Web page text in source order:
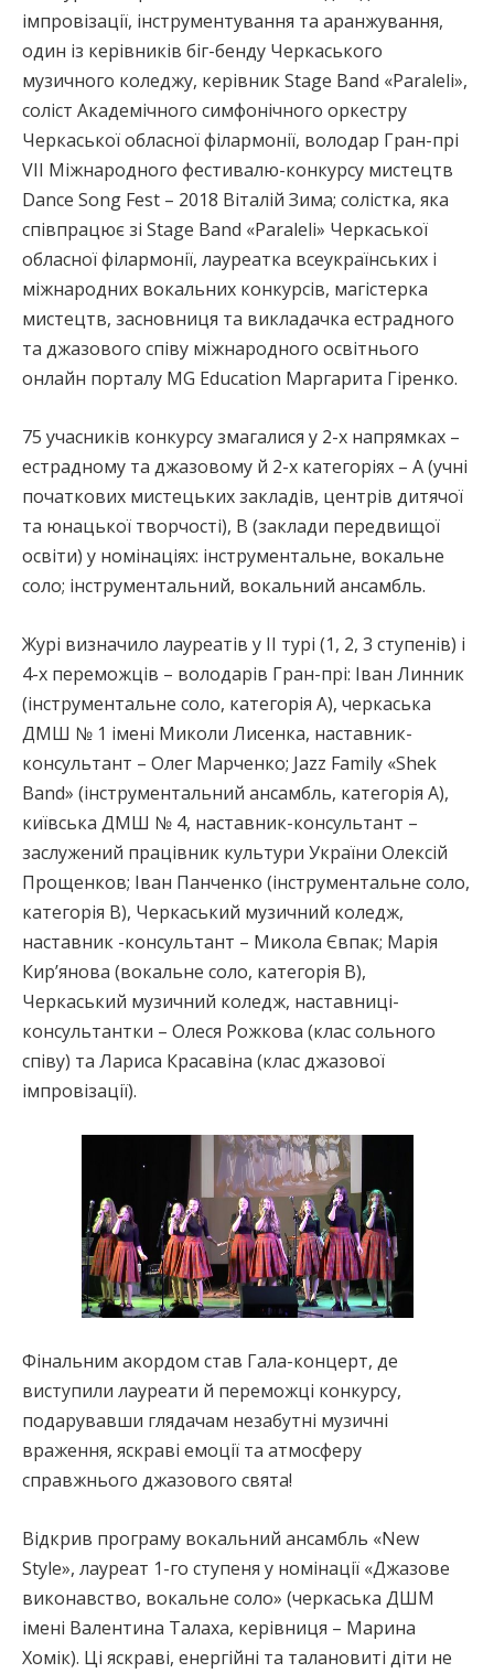
імпровізації, інструментування та аранжування,
один із керівників біг-бенду Черкаського
музичного коледжу, керівник Stage Band «Paraleli»,
соліст Академічного симфонічного оркестру
Черкаської обласної філармонії, володар Гран-прі
VII Міжнародного фестивалю-конкурсу мистецтв
Dance Song Fest – 2018 Віталій Зима; солістка, яка
співпрацює зі Stage Band «Paraleli» Черкаської
обласної філармонії, лауреатка всеукраїнських і
міжнародних вокальних конкурсів, магістерка
мистецтв, засновниця та викладачка естрадного
та джазового співу міжнародного освітнього
онлайн порталу MG Education Маргарита Гіренко.
75 учасників конкурсу змагалися у 2-х напрямках –
естрадному та джазовому й 2-х категоріях – А (учні
початкових мистецьких закладів, центрів дитячої
та юнацької творчості), В (заклади передвищої
освіти) у номінаціях: інструментальне, вокальне
соло; інструментальний, вокальний ансамбль.
Журі визначило лауреатів у ІІ турі (1, 2, 3 ступенів) і
4-х переможців – володарів Гран-прі: Іван Линник
(інструментальне соло, категорія А), черкаська
ДМШ № 1 імені Миколи Лисенка, наставник-
консультант – Олег Марченко; Jazz Family «Shek
Band» (інструментальний ансамбль, категорія А),
київська ДМШ № 4, наставник-консультант –
заслужений працівник культури України Олексій
Прощенков; Іван Панченко (інструментальне соло,
категорія В), Черкаський музичний коледж,
наставник -консультант – Микола Євпак; Марія
Кир’янова (вокальне соло, категорія В),
Черкаський музичний коледж, наставниці-
консультантки – Олеся Рожкова (клас сольного
співу) та Лариса Красавіна (клас джазової
імпровізації).
Фінальним акордом став Гала-концерт, де
виступили лауреати й переможці конкурсу,
подарувавши глядачам незабутні музичні
враження, яскраві емоції та атмосферу
справжнього джазового свята!
Відкрив програму вокальний ансамбль «New
Style», лауреат 1-го ступеня у номінації «Джазове
виконавство, вокальне соло» (черкаська ДШМ
імені Валентина Талаха, керівниця – Марина
Хомік). Ці яскраві, енергійні та талановиті діти не